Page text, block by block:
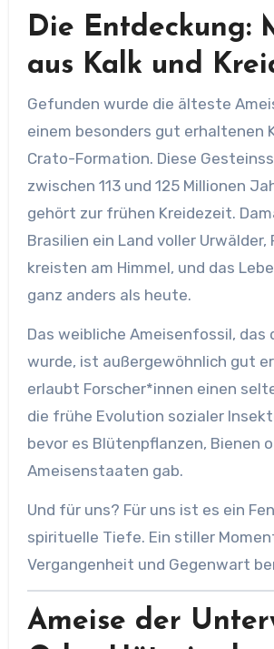
Die Entdeckung:
aus Kalk und
Gefunden wurde die älteste
einem besonders gut erhaltenen
Crato-Formation. Diese
zwischen 113 und 125 Millionen
gehört zur frühen Kreidezeit.
Brasilien ein Land voller Urwälder,
kreisten am Himmel, und das
ganz anders als heute.
Das weibliche Ameisenfossil, das
wurde, ist außergewöhnlich gut
erlaubt Forscher*innen einen
die frühe Evolution sozialer
bevor es Blütenpflanzen, Bienen
Ameisenstaaten gab.
Und für uns? Für uns ist es ein
spirituelle Tiefe. Ein stiller
Vergangenheit und Gegenwart
Ameise der